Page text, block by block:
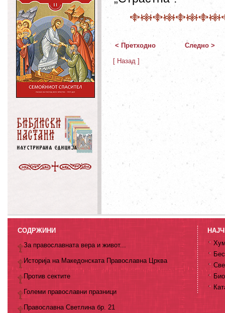
< Претходно Следно >
[ Назад ]
СОДРЖИНИ
За православната вера и живот...
Историја на Македонската Православна Црква
Против сектите
Големи православни празници
Православна Светлина бр. 21